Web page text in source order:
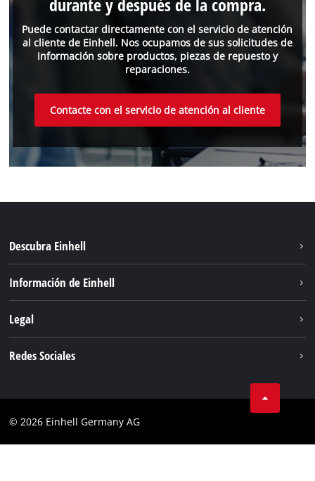
Puede contactar directamente con el servicio de atención
al cliente de Einhell. Nos ocupamos de sus solicitudes de
información sobre productos, piezas de repuesto y
reparaciones.
Contacte con el servicio de atención al cliente
Descubra Einhell
Servicio
Información de Einhell
Legal
Redes Sociales
© 2026 Einhell Germany AG